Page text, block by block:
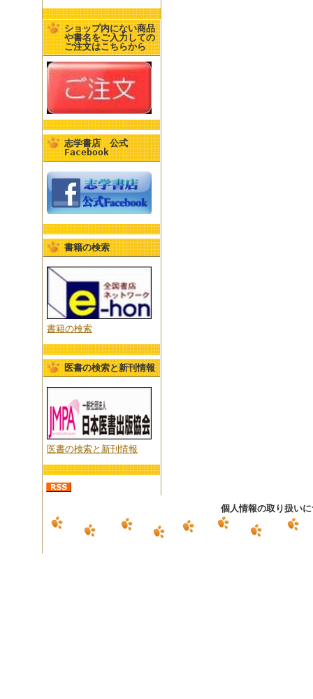
ショップ内にない商品
や書名をご入力しての
ご注文はこちらから
志学書店 公式
Facebook
書籍の検索
書籍の検索
医書の検索と新刊情報
医書の検索と新刊情報
個人情報の取り扱い